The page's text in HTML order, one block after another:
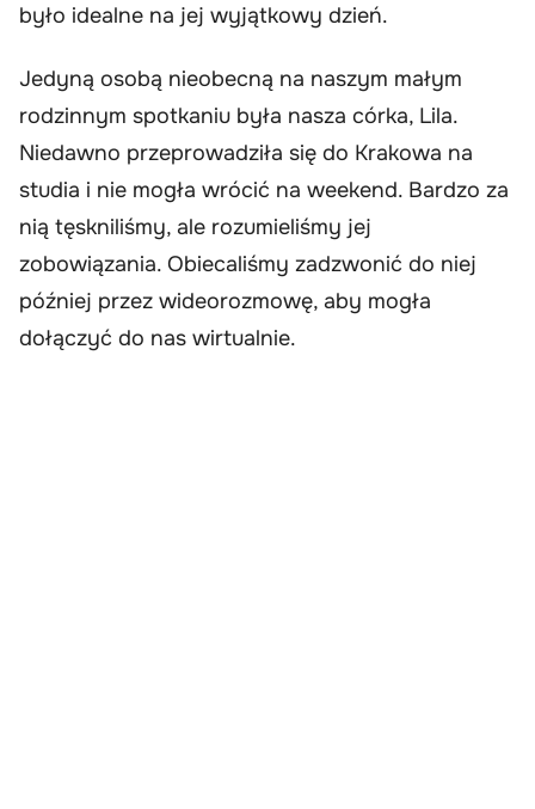
było idealne na jej wyjątkowy dzień.
Jedyną osobą nieobecną na naszym małym
rodzinnym spotkaniu była nasza córka, Lila.
Niedawno przeprowadziła się do Krakowa na
studia i nie mogła wrócić na weekend. Bardzo za
nią tęskniliśmy, ale rozumieliśmy jej
zobowiązania. Obiecaliśmy zadzwonić do niej
później przez wideorozmowę, aby mogła
dołączyć do nas wirtualnie.